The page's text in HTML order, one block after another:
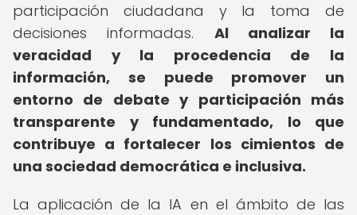
participación ciudadana y la toma de
decisiones informadas. Al analizar la
veracidad y la procedencia de la
información, se puede promover un
entorno de debate y participación más
transparente y fundamentado, lo que
contribuye a fortalecer los cimientos de
una sociedad democrática e inclusiva.
La aplicación de la IA en el ámbito de las